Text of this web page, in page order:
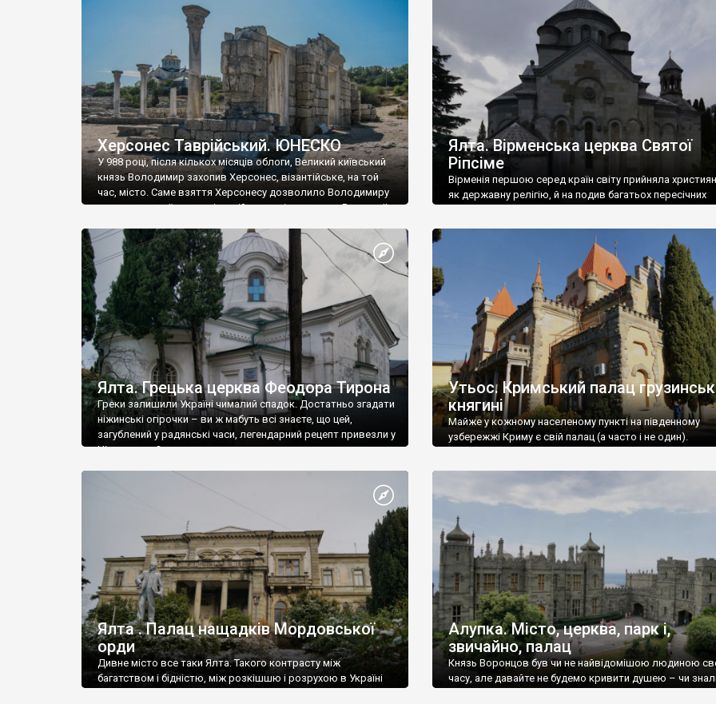
візантійської доби. Раритети викрадені з фондів об’єкту
культурної спадщини ЮНЕСКО «Херсонеса Таврійського».
Офіційно – на виставку «Золото Візантії», але експерти та
влада в Україні вважають це лише […]
називаються «повстяками» (postaki)…” “Вино. Крим
виробляє відмінне вино і його вдосталь: воно все
легке біле і дуже […]
Херсонес Таврійський. ЮНЕСКО
У 988 році, після кількох місяців облоги, Великий київський
князь Володимир захопив Херсонес, візантійське, на той
час, місто. Саме взяття Херсонесу дозволило Володимиру
диктувати свої умови візантійському імператору Василю ІІ,
Херсонесі Володимир-язичник, став Василем-
християнином. А потім було Хрещення Русі. На честь
Херсонесу Таврійського названо місто […]
Ялта. Вірменська церква Святої
Ріпсіме
Вірменія першою серед країн світу прийняла
як державну релігію, й на подив багатьох пересічних
Ялта. Грецька церква Феодора Тирона
Греки залишили Україні чималий спадок. Достатньо згадати
ніжинські огірочки – ви ж мабуть всі знаєте, що цей,
загублений у радянські часи, легендарний рецепт привезли у
Ніжин греки?
Утьос. Кримський палац
княгині
Майже у кожному населеному пункті на південному
узбережжі Криму є свій палац (а часто і не один).
Ялта . Палац нащадків Мордовської
орди
Дивне місто все таки Ялта. Такого контрасту між
багатством і бідністю, між розкішшю і розрухою в Україні
Алупка. Місто, церква, парк і,
звичайно, палац
Князь Воронцов був чи не найвідомішою людиною
часу, але давайте не будемо кривити душею – чи